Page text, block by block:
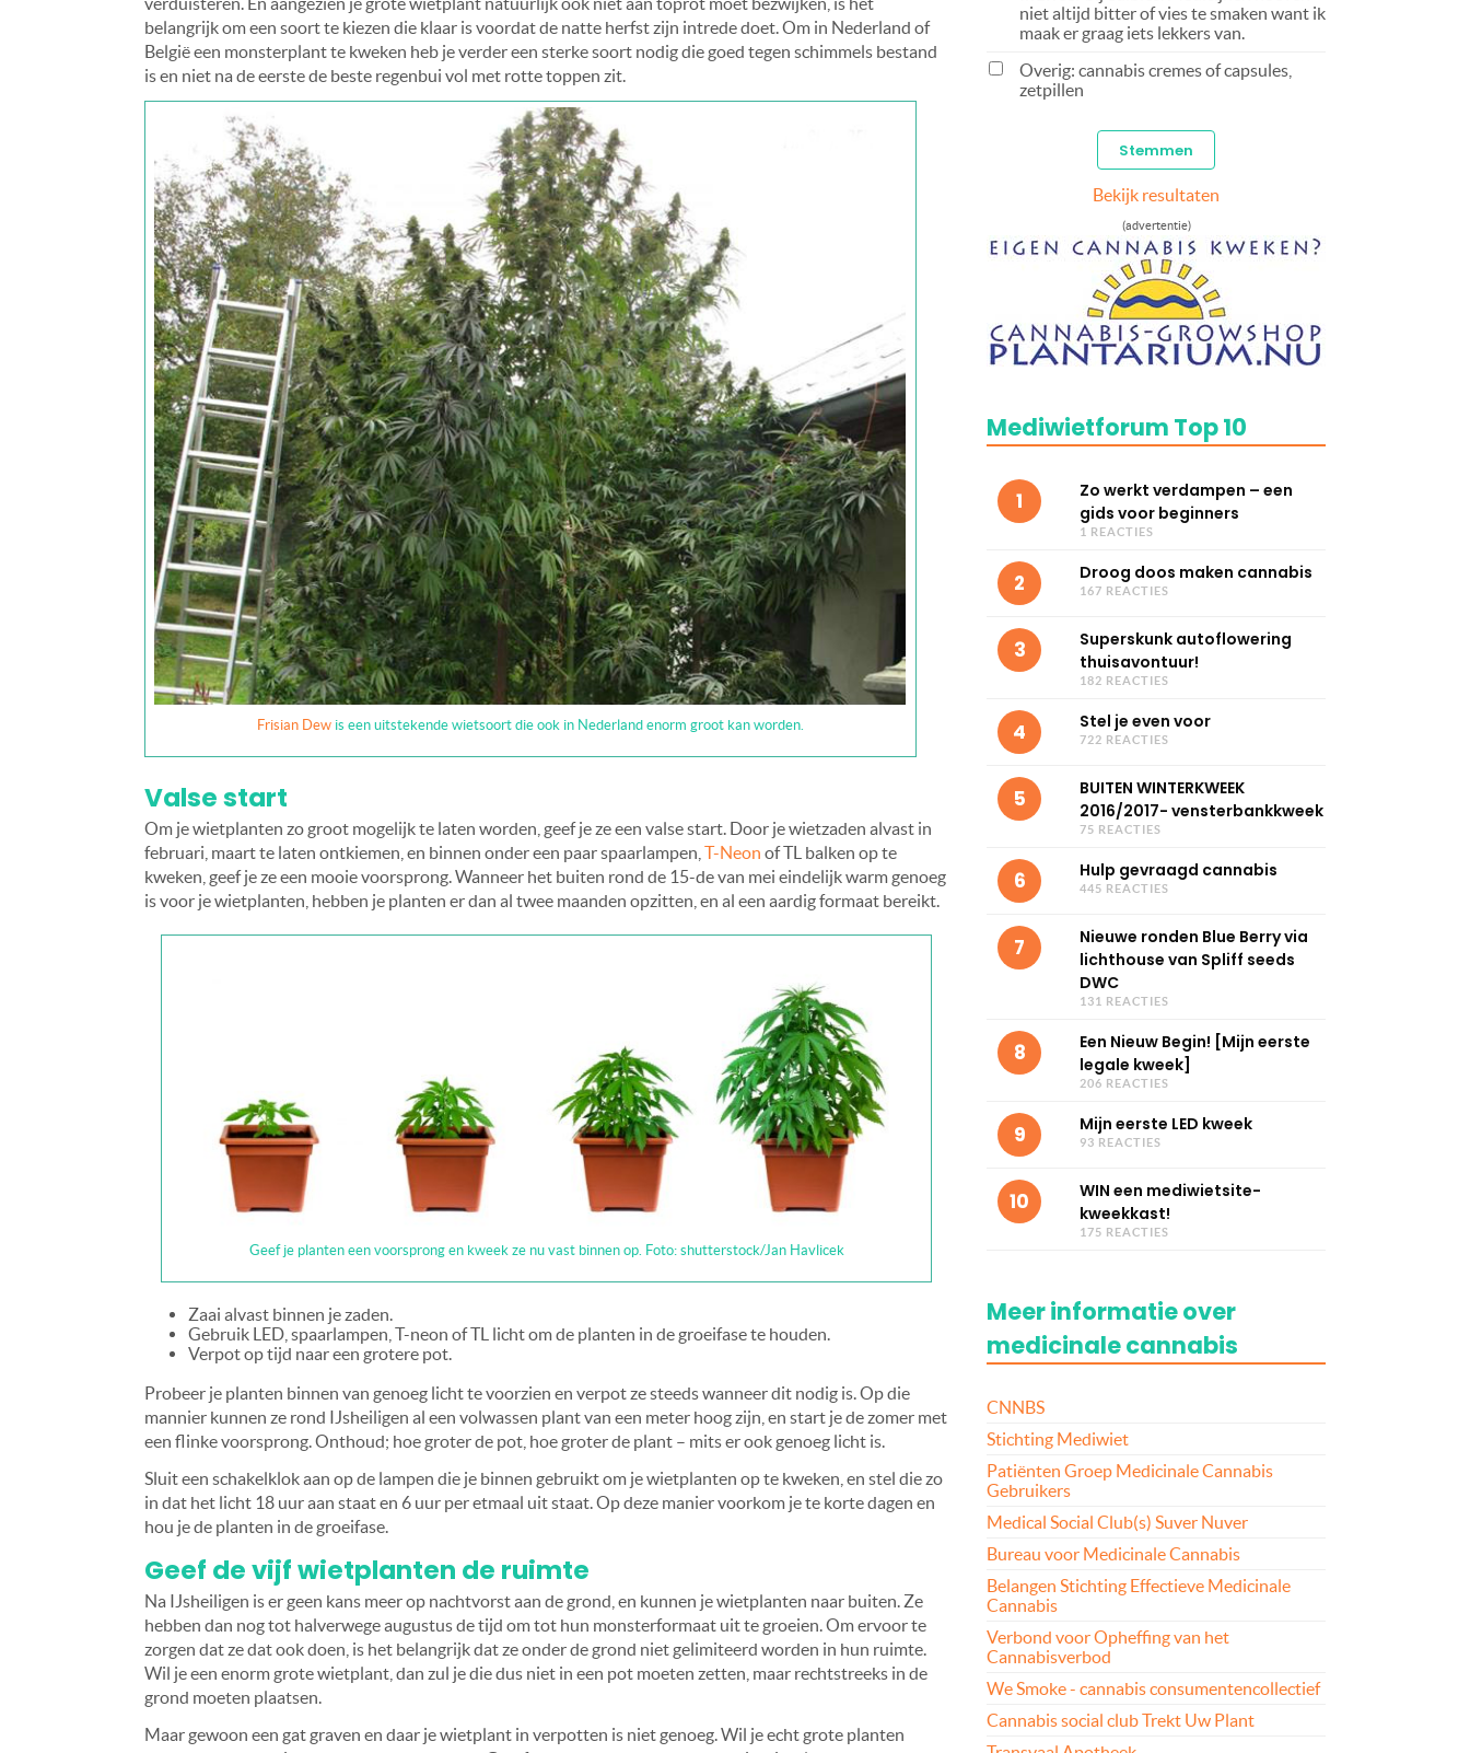
belangrijk om een soort te kiezen die klaar is voordat de natte herfst zijn intrede doet. Om in Nederland of
België een monsterplant te kweken heb je verder een sterke soort nodig die goed tegen schimmels bestand
is en niet na de eerste de beste regenbui vol met rotte toppen zit.
Frisian Dewis een uitstekende wietsoort die ook in Nederland enorm groot kan worden.
Valse start
Om je wietplanten zo groot mogelijk te laten worden, geef je ze een valse start. Door je wietzaden alvast in
februari, maart te laten ontkiemen, en binnen onder een paar spaarlampen, T-Neon of TL balken op te
kweken, geef je ze een mooie voorsprong. Wanneer het buiten rond de 15-de van mei eindelijk warm genoeg
is voor je wietplanten, hebben je planten er dan al twee maanden opzitten, en al een aardig formaat bereikt.
Geef je planten een voorsprong en kweek ze nu vast binnen op. Foto: shutterstock/Jan Havlicek
Zaai alvast binnen je zaden.
Gebruik LED, spaarlampen, T-neon of TL licht om de planten in de groeifase te houden.
Verpot op tijd naar een grotere pot.
Probeer je planten binnen van genoeg licht te voorzien en verpot ze steeds wanneer dit nodig is. Op die
mannier kunnen ze rond IJsheiligen al een volwassen plant van een meter hoog zijn, en start je de zomer met
een flinke voorsprong. Onthoud; hoe groter de pot, hoe groter de plant – mits er ook genoeg licht is.
Sluit een schakelklok aan op de lampen die je binnen gebruikt om je wietplanten op te kweken, en stel die zo
in dat het licht 18 uur aan staat en 6 uur per etmaal uit staat. Op deze manier voorkom je te korte dagen en
hou je de planten in de groeifase.
Geef de vijf wietplanten de ruimte
Na IJsheiligen is er geen kans meer op nachtvorst aan de grond, en kunnen je wietplanten naar buiten. Ze
hebben dan nog tot halverwege augustus de tijd om tot hun monsterformaat uit te groeien. Om ervoor te
zorgen dat ze dat ook doen, is het belangrijk dat ze onder de grond niet gelimiteerd worden in hun ruimte.
Wil je een enorm grote wietplant, dan zul je die dus niet in een pot moeten zetten, maar rechtstreeks in de
grond moeten plaatsen.
Maar gewoon een gat graven en daar je wietplant in verpotten is niet genoeg. Wil je echt grote planten
niet altijd bitter of vies te smaken want ik
maak er graag iets lekkers van.
Overig: cannabis cremes of capsules,
zetpillen
Bekijk resultaten
(advertentie)
Mediwietforum Top 10
1
Zo werkt verdampen – een
gids voor beginners
1 REACTIES
2 Droog doos maken cannabis
167 REACTIES
3
Superskunk autoflowering
thuisavontuur!
182 REACTIES
4 Stel je even voor
722 REACTIES
5
BUITEN WINTERKWEEK
2016/2017- vensterbankkweek
75 REACTIES
6 Hulp gevraagd cannabis
445 REACTIES
7
Nieuwe ronden Blue Berry via
lichthouse van Spliff seeds
DWC
131 REACTIES
8
Een Nieuw Begin! [Mijn eerste
legale kweek]
206 REACTIES
9 Mijn eerste LED kweek
93 REACTIES
10
WIN een mediwietsite-
kweekkast!
175 REACTIES
Meer informatie over
medicinale cannabis
CNNBS
Stichting Mediwiet
Patiënten Groep Medicinale Cannabis
Gebruikers
Medical Social Club(s) Suver Nuver
Bureau voor Medicinale Cannabis
Belangen Stichting Effectieve Medicinale
Cannabis
Verbond voor Opheffing van het
Cannabisverbod
We Smoke - cannabis consumentencollectief
Cannabis social club Trekt Uw Plant